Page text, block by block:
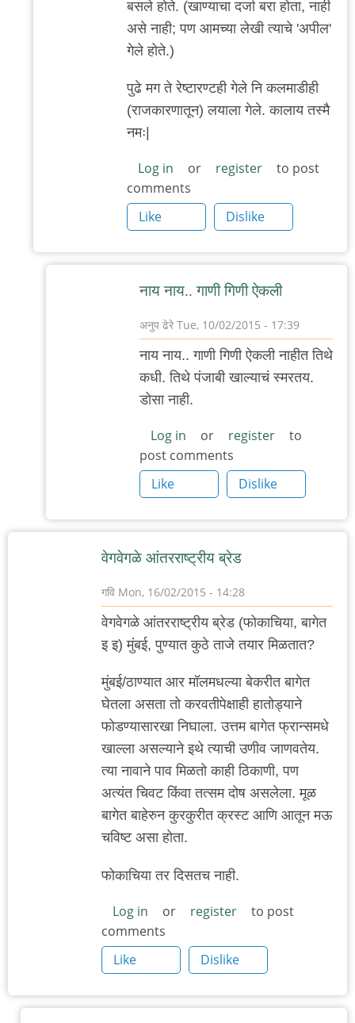
बसले होते. (खाण्याचा दर्जा बरा होता, नाही
असे नाही; पण आमच्या लेखी त्याचे 'अपील'
गेले होते.)
पुढे मग ते रेष्टारण्टही गेले नि कलमाडीही
(राजकारणातून) लयाला गेले. कालाय तस्मै
नमः|
Log in or register
to post
comments
Like
Dislike
नाय नाय.. गाणी गिणी ऐकली
अनुप ढेरे Tue, 10/02/2015 - 17:39
In
reply
to
'पीसीएच'...
by
'न'वी
बाजू
नाय नाय.. गाणी गिणी ऐकली नाहीत तिथे
कधी. तिथे पंजाबी खाल्याचं स्मरतय.
डोसा नाही.
Log in or register
to
post comments
Like
Dislike
वेगवेगळे आंतरराष्ट्रीय ब्रेड
गवि Mon, 16/02/2015 - 14:28
वेगवेगळे आंतरराष्ट्रीय ब्रेड (फोकाचिया, बागेत
इ इ) मुंबई, पुण्यात कुठे ताजे तयार मिळतात?
मुंबई/ठाण्यात आर मॉलमधल्या बेकरीत बागेत
घेतला असता तो करवतीपेक्षाही हातोड्याने
फोडण्यासारखा निघाला. उत्तम बागेत फ्रान्समधे
खाल्ला असल्याने इथे त्याची उणीव जाणवतेय.
त्या नावाने पाव मिळतो काही ठिकाणी, पण
अत्यंत चिवट किंवा तत्सम दोष असलेला. मूळ
बागेत बाहेरुन कुरकुरीत क्रस्ट आणि आतून मऊ
चविष्ट असा होता.
फोकाचिया तर दिसतच नाही.
Log in or register
to post
comments
Like
Dislike